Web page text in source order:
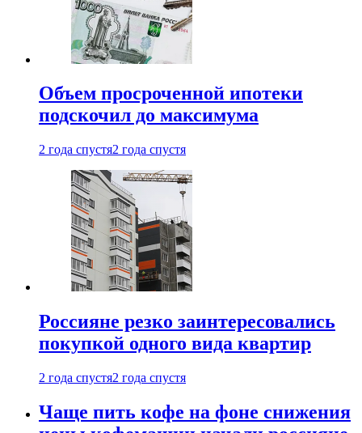
Объем просроченной ипотеки
подскочил до максимума
2 года спустя2 года спустя
Россияне резко заинтересовались
покупкой одного вида квартир
2 года спустя2 года спустя
Чаще пить кофе на фоне снижения